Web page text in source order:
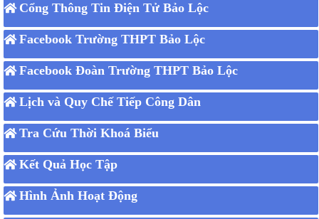
Cổng Thông Tin Điện Tử Bảo Lộc
Facebook Trường THPT Bảo Lộc
Facebook Đoàn Trường THPT Bảo Lộc
Lịch và Quy Chế Tiếp Công Dân
Tra Cứu Thời Khoá Biểu
Kết Quả Học Tập
Hình Ảnh Hoạt Động